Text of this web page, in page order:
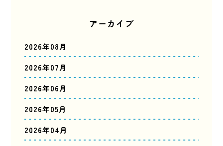
アーカイブ
2026年08月
2026年07月
2026年06月
2026年05月
2026年04月